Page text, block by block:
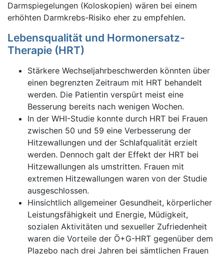
Darmspiegelungen (Koloskopien) wären bei einem
erhöhten Darmkrebs-Risiko eher zu empfehlen.
Lebensqualität und Hormonersatz-
Therapie (HRT)
Stärkere Wechseljahrbeschwerden könnten über
einen begrenzten Zeitraum mit HRT behandelt
werden. Die Patientin verspürt meist eine
Besserung bereits nach wenigen Wochen.
In der WHI-Studie konnte durch HRT bei Frauen
zwischen 50 und 59 eine Verbesserung der
Hitzewallungen und der Schlafqualität erzielt
werden. Dennoch galt der Effekt der HRT bei
Hitzewallungen als umstritten. Frauen mit
extremen Hitzewallungen waren von der Studie
ausgeschlossen.
Hinsichtlich allgemeiner Gesundheit, körperlicher
Leistungsfähigkeit und Energie, Müdigkeit,
sozialen Aktivitäten und sexueller Zufriedenheit
waren die Vorteile der Ö+G-HRT gegenüber dem
Plazebo nach drei Jahren bei sämtlichen Frauen